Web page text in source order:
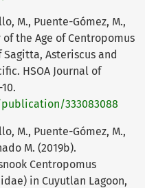
M., Puente-Gómez, M.,
of the Age of Centropomus
Asteriscus and
HSOA Journal of
333083088
M., Puente-Gómez, M.,
M. (2019b).
Centropomus
in Cuyutlan Lagoon,